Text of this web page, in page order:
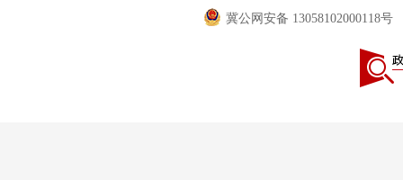
冀公网安备 13058102000118号